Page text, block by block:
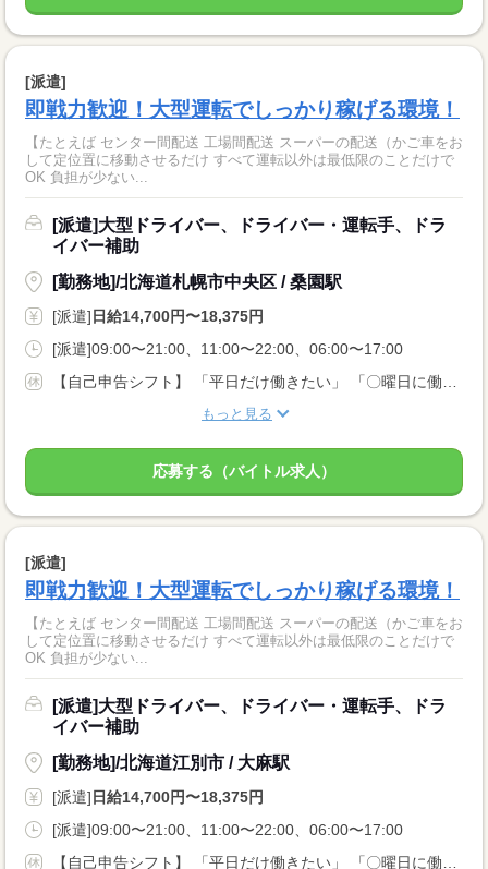
[派遣]
即戦力歓迎！大型運転でしっかり稼げる環境！
【たとえば センター間配送 工場間配送 スーパーの配送（かご車をお
して定位置に移動させるだけ すべて運転以外は最低限のことだけで
OK 負担が少ない...
[派遣]大型ドライバー、ドライバー・運転手、ドラ
イバー補助
[勤務地]/北海道札幌市中央区 / 桑園駅
[派遣]日給14,700円〜18,375円
[派遣]09:00〜21:00、11:00〜22:00、06:00〜17:00
もっと見る
応募する（バイトル求人）
[派遣]
即戦力歓迎！大型運転でしっかり稼げる環境！
【たとえば センター間配送 工場間配送 スーパーの配送（かご車をお
して定位置に移動させるだけ すべて運転以外は最低限のことだけで
OK 負担が少ない...
[派遣]大型ドライバー、ドライバー・運転手、ドラ
イバー補助
[勤務地]/北海道江別市 / 大麻駅
[派遣]日給14,700円〜18,375円
[派遣]09:00〜21:00、11:00〜22:00、06:00〜17:00